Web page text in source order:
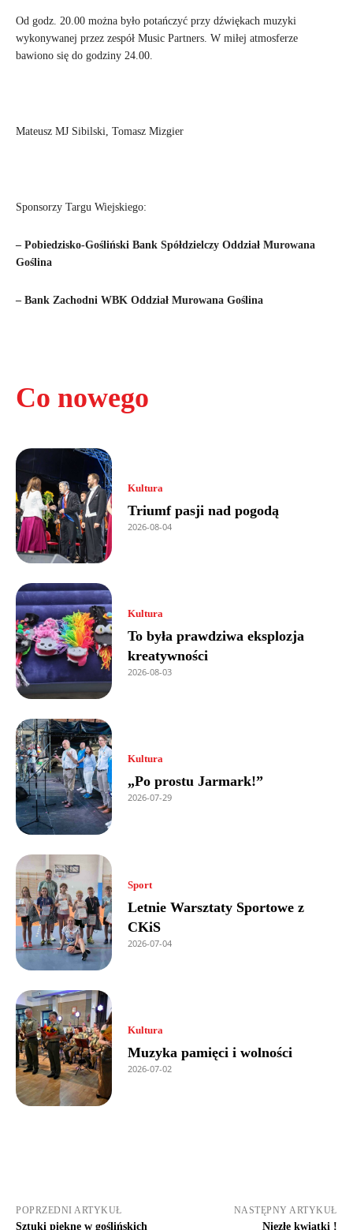
Co nowego
Kultura
Triumf pasji nad pogodą
2026-08-04
Kultura
To była prawdziwa eksplozja
kreatywności
2026-08-03
Kultura
„Po prostu Jarmark!”
2026-07-29
Sport
Letnie Warsztaty Sportowe z
CKiS
2026-07-04
Kultura
Muzyka pamięci i wolności
2026-07-02
Od godz. 20.00 można było potańczyć przy dźwiękach muzyki
wykonywanej przez zespół Music Partners. W miłej atmosferze
bawiono się do godziny 24.00.
Mateusz MJ Sibilski, Tomasz Mizgier
Sponsorzy Targu Wiejskiego:
– Pobiedzisko-Gośliński Bank Spółdzielczy Oddział Murowana
Goślina
– Bank Zachodni WBK Oddział Murowana Goślina
POPRZEDNI ARTYKUŁ
Sztuki piękne w goślińskich
NASTĘPNY ARTYKUŁ
Niezłe kwiatki !